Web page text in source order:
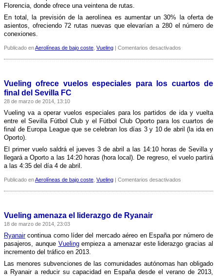
Florencia, donde ofrece una veintena de rutas.
En total, la previsión de la aerolí­nea es aumentar un 30% la oferta de
asientos, ofreciendo 72 rutas nuevas que elevarí­an a 280 el número de
conexiones.
Publicado enAerolíneas de bajo coste Vueling | Comentarios desactivados
ntomas
en
mercado
nacional
Vueling ofrece vuelos especiales para los cuartos de
final del Sevilla FC
28 de marzo de 2014, 13:10
Vueling va a operar vuelos especiales para los partidos de ida y vuelta
entre el Sevilla Fútbol Club y el Fútbol Club Oporto para los cuartos de
final de Europa League que se celebran los dí­as 3 y 10 de abril (la ida en
Oporto).
El primer vuelo saldrá el jueves 3 de abril a las 14:10 horas de Sevilla y
llegará a Oporto a las 14:20 horas (hora local). De regreso, el vuelo partirá
a las 4:35 del dí­a 4 de abril.
Publicado enAerolíneas de bajo coste Vueling | Comentarios desactivados
cuartos
de
final
Sevilla
FC
Vueling amenaza el liderazgo de Ryanair
18 de marzo de 2014, 23:03
Ryanaircontinua como lí­der del mercado aéreo en España por número de
pasajeros, aunque Vuelingempieza a amenazar este liderazgo gracias al
incremento del tráfico en 2013.
Las menores subvenciones de las comunidades autónomas han obligado
a Ryanair a reducir su capacidad en España desde el verano de 2013,